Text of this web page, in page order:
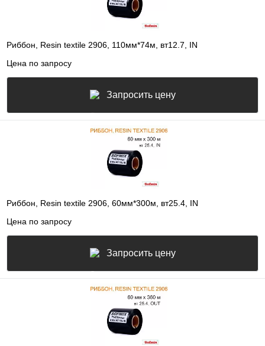
Риббон, Resin textile 2906, 110мм*74м, вт12.7, IN
Цена по запросу
Запросить цену
Риббон, Resin textile 2906, 60мм*300м, вт25.4, IN
Цена по запросу
Запросить цену